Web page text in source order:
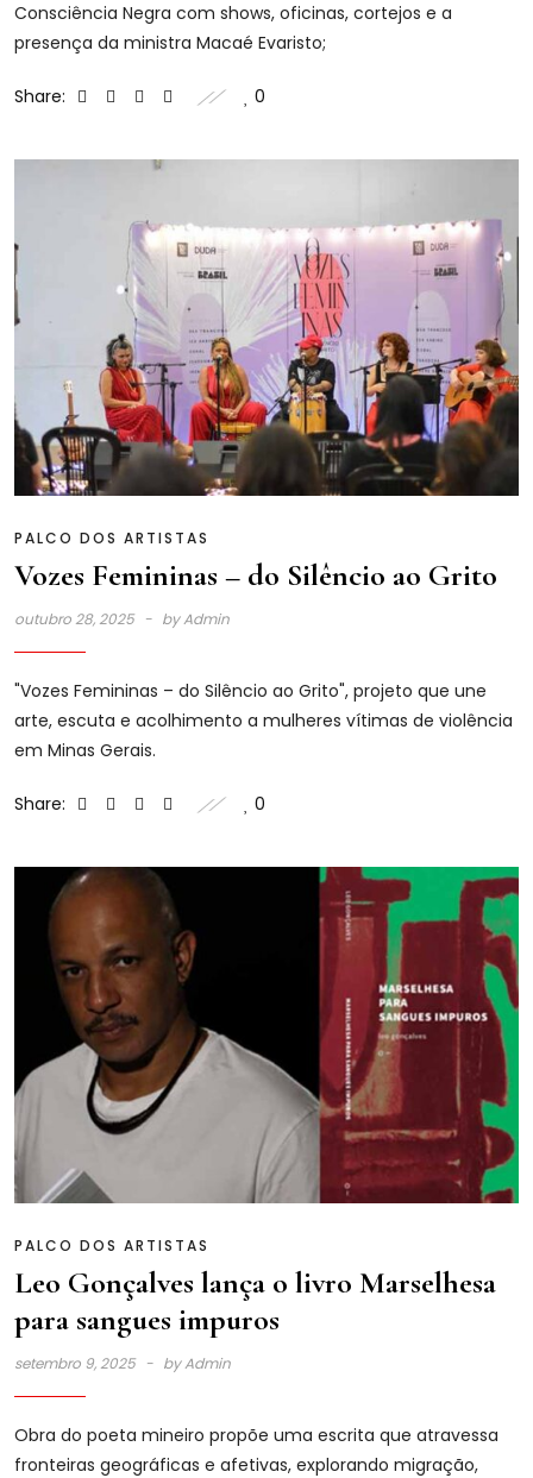
Consciência Negra com shows, oficinas, cortejos e a
presença da ministra Macaé Evaristo;
Share: 0
PALCO DOS ARTISTAS
Vozes Femininas – do Silêncio ao Grito
outubro 28, 2025 byAdmin
"Vozes Femininas – do Silêncio ao Grito", projeto que une
arte, escuta e acolhimento a mulheres vítimas de violência
em Minas Gerais.
Share: 0
PALCO DOS ARTISTAS
Leo Gonçalves lança o livro Marselhesa
para sangues impuros
setembro 9, 2025 byAdmin
Obra do poeta mineiro propõe uma escrita que atravessa
fronteiras geográficas e afetivas, explorando migração,